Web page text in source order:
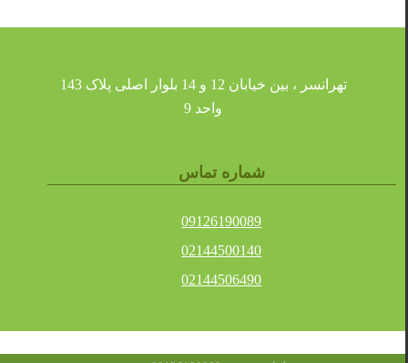
تهرانسر ، بین خیابان 12 و 14 بلوار اصلی پلاک 143
واحد 9
شماره تماس
09126190089
02144500140
02144506490